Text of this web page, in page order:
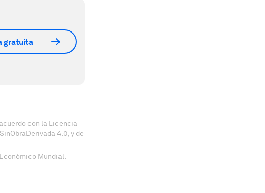
gratuita
con la Licencia
4.0, y de
Mundial.